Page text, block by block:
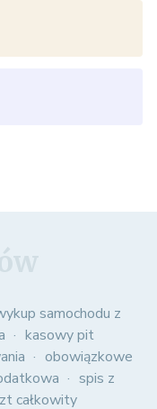
samochodu z
kasowy pit
obowiązkowe
spis z
całkowity